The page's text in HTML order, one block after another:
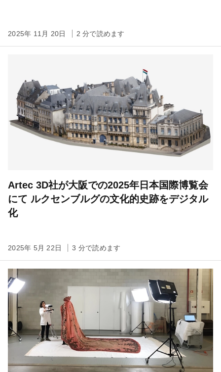
2025年 11月 20日 2 分で読めます
Artec 3D社が大阪での2025年日本国際博覧会
にて ルクセンブルグの文化的史跡をデジタル
化
2025年 5月 22日 3 分で読めます